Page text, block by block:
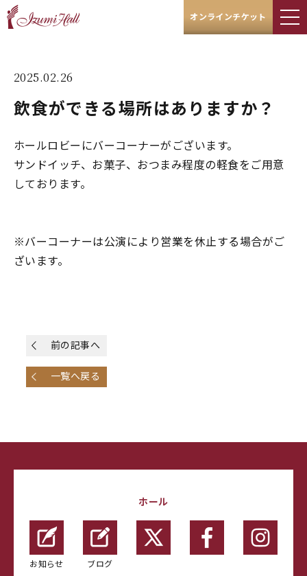
オンラインチケット
2025.02.26
飲食ができる場所はありますか？
ホールロビーにバーコーナーがございます。
サンドイッチ、お菓子、おつまみ程度の軽食をご用意
しております。
※バーコーナーは公演により営業を休止する場合がご
ざいます。
前の記事へ
一覧へ戻る
ホール
お知らせ ブログ